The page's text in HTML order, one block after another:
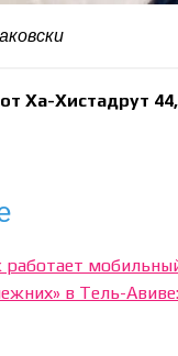
Ха-Хистадрут
работает
в Тель-